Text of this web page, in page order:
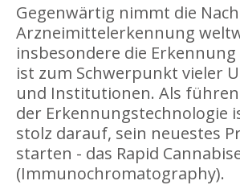
Gegenwärtig nimmt die
Arzneimittelerkennung
insbesondere die Erkennung
ist zum Schwerpunkt vieler
und Institutionen. Als
der Erkennungstechnologie
stolz darauf, sein neuestes
starten - das Rapid
(Immunochromatography).